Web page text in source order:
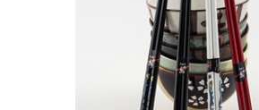
SÆT MED
TRÆ
Se detajler